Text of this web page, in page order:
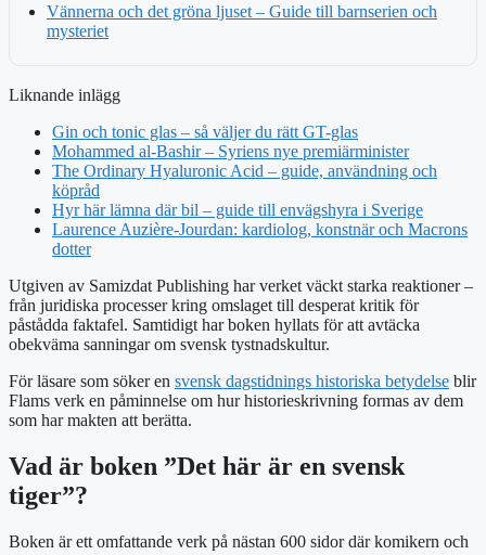
Vännerna och det gröna ljuset – Guide till barnserien och
mysteriet
Liknande inlägg
Gin och tonic glas – så väljer du rätt GT-glas
Mohammed al-Bashir – Syriens nye premiärminister
The Ordinary Hyaluronic Acid – guide, användning och
köpråd
Hyr här lämna där bil – guide till envägshyra i Sverige
Laurence Auzière-Jourdan: kardiolog, konstnär och Macrons
dotter
Utgiven av Samizdat Publishing har verket väckt starka reaktioner –
från juridiska processer kring omslaget till desperat kritik för
påstådda faktafel. Samtidigt har boken hyllats för att avtäcka
obekväma sanningar om svensk tystnadskultur.
För läsare som söker en svensk dagstidnings historiska betydelse blir
Flams verk en påminnelse om hur historieskrivning formas av dem
som har makten att berätta.
Vad är boken ”Det här är en svensk
tiger”?
Boken är ett omfattande verk på nästan 600 sidor där komikern och